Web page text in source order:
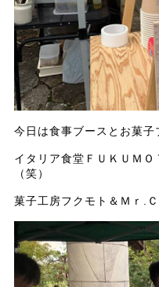
今日は食事ブースとお菓
イタリア食堂ＦＵＫＵＭ
（笑）
菓子工房フクモト＆Ｍｒ.